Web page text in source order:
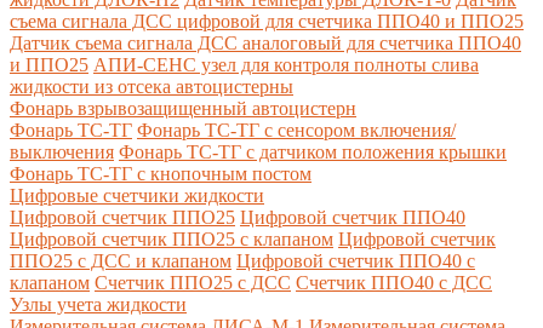
съема сигнала ДСС цифровой для счетчика ППО40 и ППО25
Датчик съема сигнала ДСС аналоговый для счетчика ППО40
и ППО25 АПИ-СЕНС узел для контроля полноты слива
жидкости из отсека автоцистерны
Фонарь взрывозащищенный автоцистерн
Фонарь ТС-ТГ Фонарь ТС-ТГ с сенсором включения/
выключения Фонарь ТС-ТГ с датчиком положения крышки
Фонарь ТС-ТГ с кнопочным постом
Цифровые счетчики жидкости
Цифровой счетчик ППО25 Цифровой счетчик ППО40
Цифровой счетчик ППО25 с клапаном Цифровой счетчик
ППО25 с ДСС и клапаном Цифровой счетчик ППО40 с
клапаном Счетчик ППО25 с ДСС Счетчик ППО40 с ДСС
Узлы учета жидкости